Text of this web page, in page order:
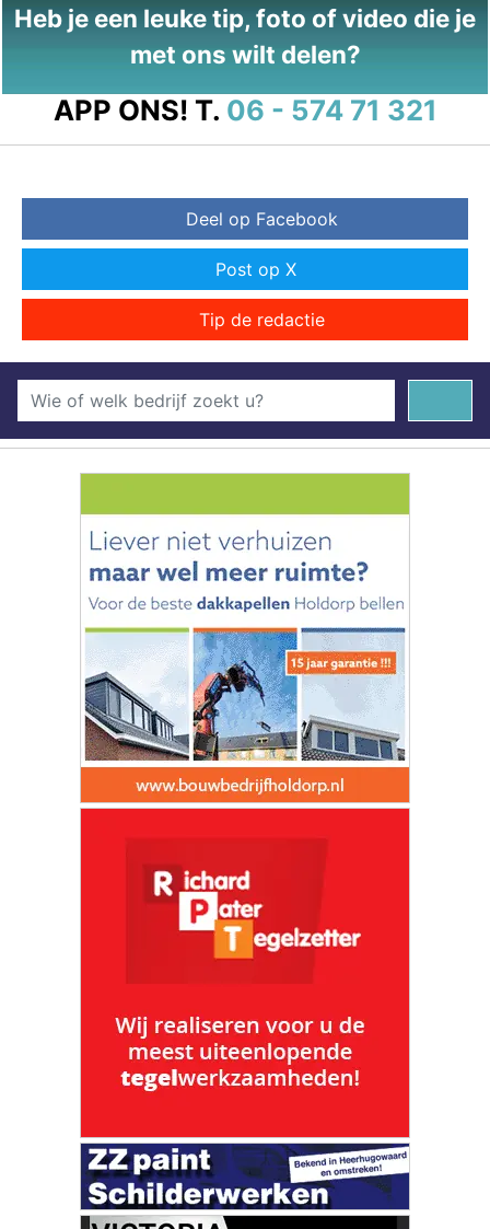
Heb je een leuke tip, foto of video die je
met ons wilt delen?
APP ONS! T. 06 - 574 71 321
Deel op Facebook
Post op X
Tip de redactie